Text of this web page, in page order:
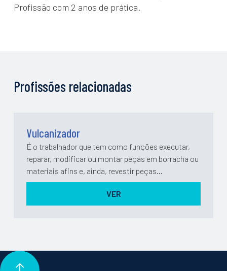
Profissão com 2 anos de prática.
Profissões relacionadas
Vulcanizador
É o trabalhador que tem como funções executar,
reparar, modificar ou montar peças em borracha ou
materiais afins e, ainda, revestir peças
metálicas.Profissão com 2 anos de prática.
VER